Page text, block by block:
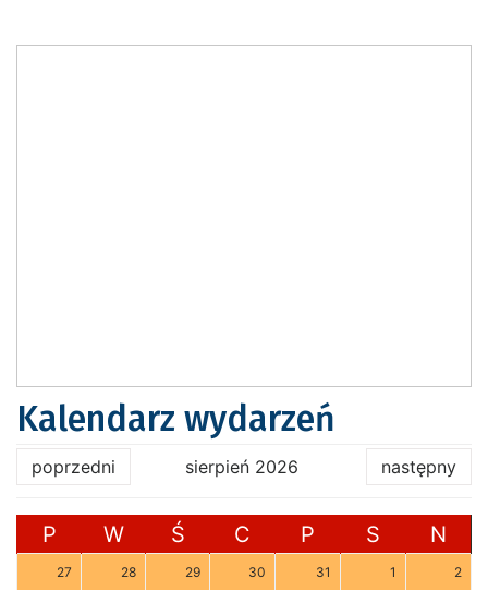
Kalendarz wydarzeń
poprzedni sierpień 2026 następny
P W Ś C P S N
27 28 29 30 31 1 2